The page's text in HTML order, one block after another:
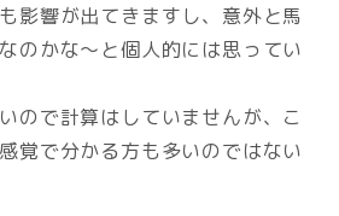
影響が出てきますし、意外と馬
のかな～と個人的には思ってい
ので計算はしていませんが、こ
覚で分かる方も多いのではない